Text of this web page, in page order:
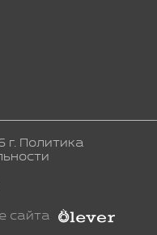
г. Политика
сайта